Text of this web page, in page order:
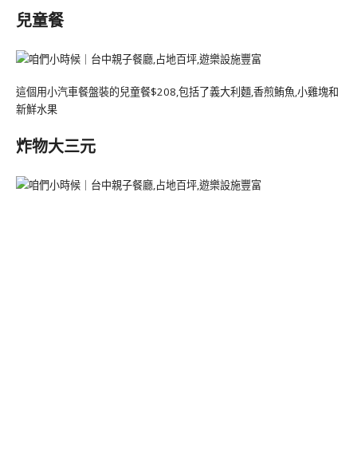
兒童餐
這個用小汽車餐盤裝的兒童餐$208,包括了義大利麵,香煎鮪魚,小雞塊和
新鮮水果
炸物大三元